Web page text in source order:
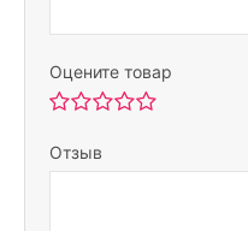
Оцените товар
Отзыв